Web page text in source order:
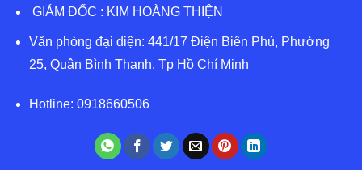
GIÁM ĐỐC : KIM HOÀNG THIỆN
Văn phòng đại diện: 441/17 Điện Biên Phủ, Phường
25, Quận Bình Thạnh, Tp Hồ Chí Minh
Hotline: 0918660506